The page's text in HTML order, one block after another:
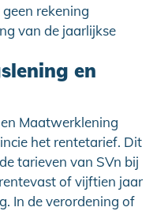
rekening
van de jaarlijkse
en
Maatwerklening
het rentetarief. Dit
tarieven van SVn bij
of vijftien jaar
In de verordening of